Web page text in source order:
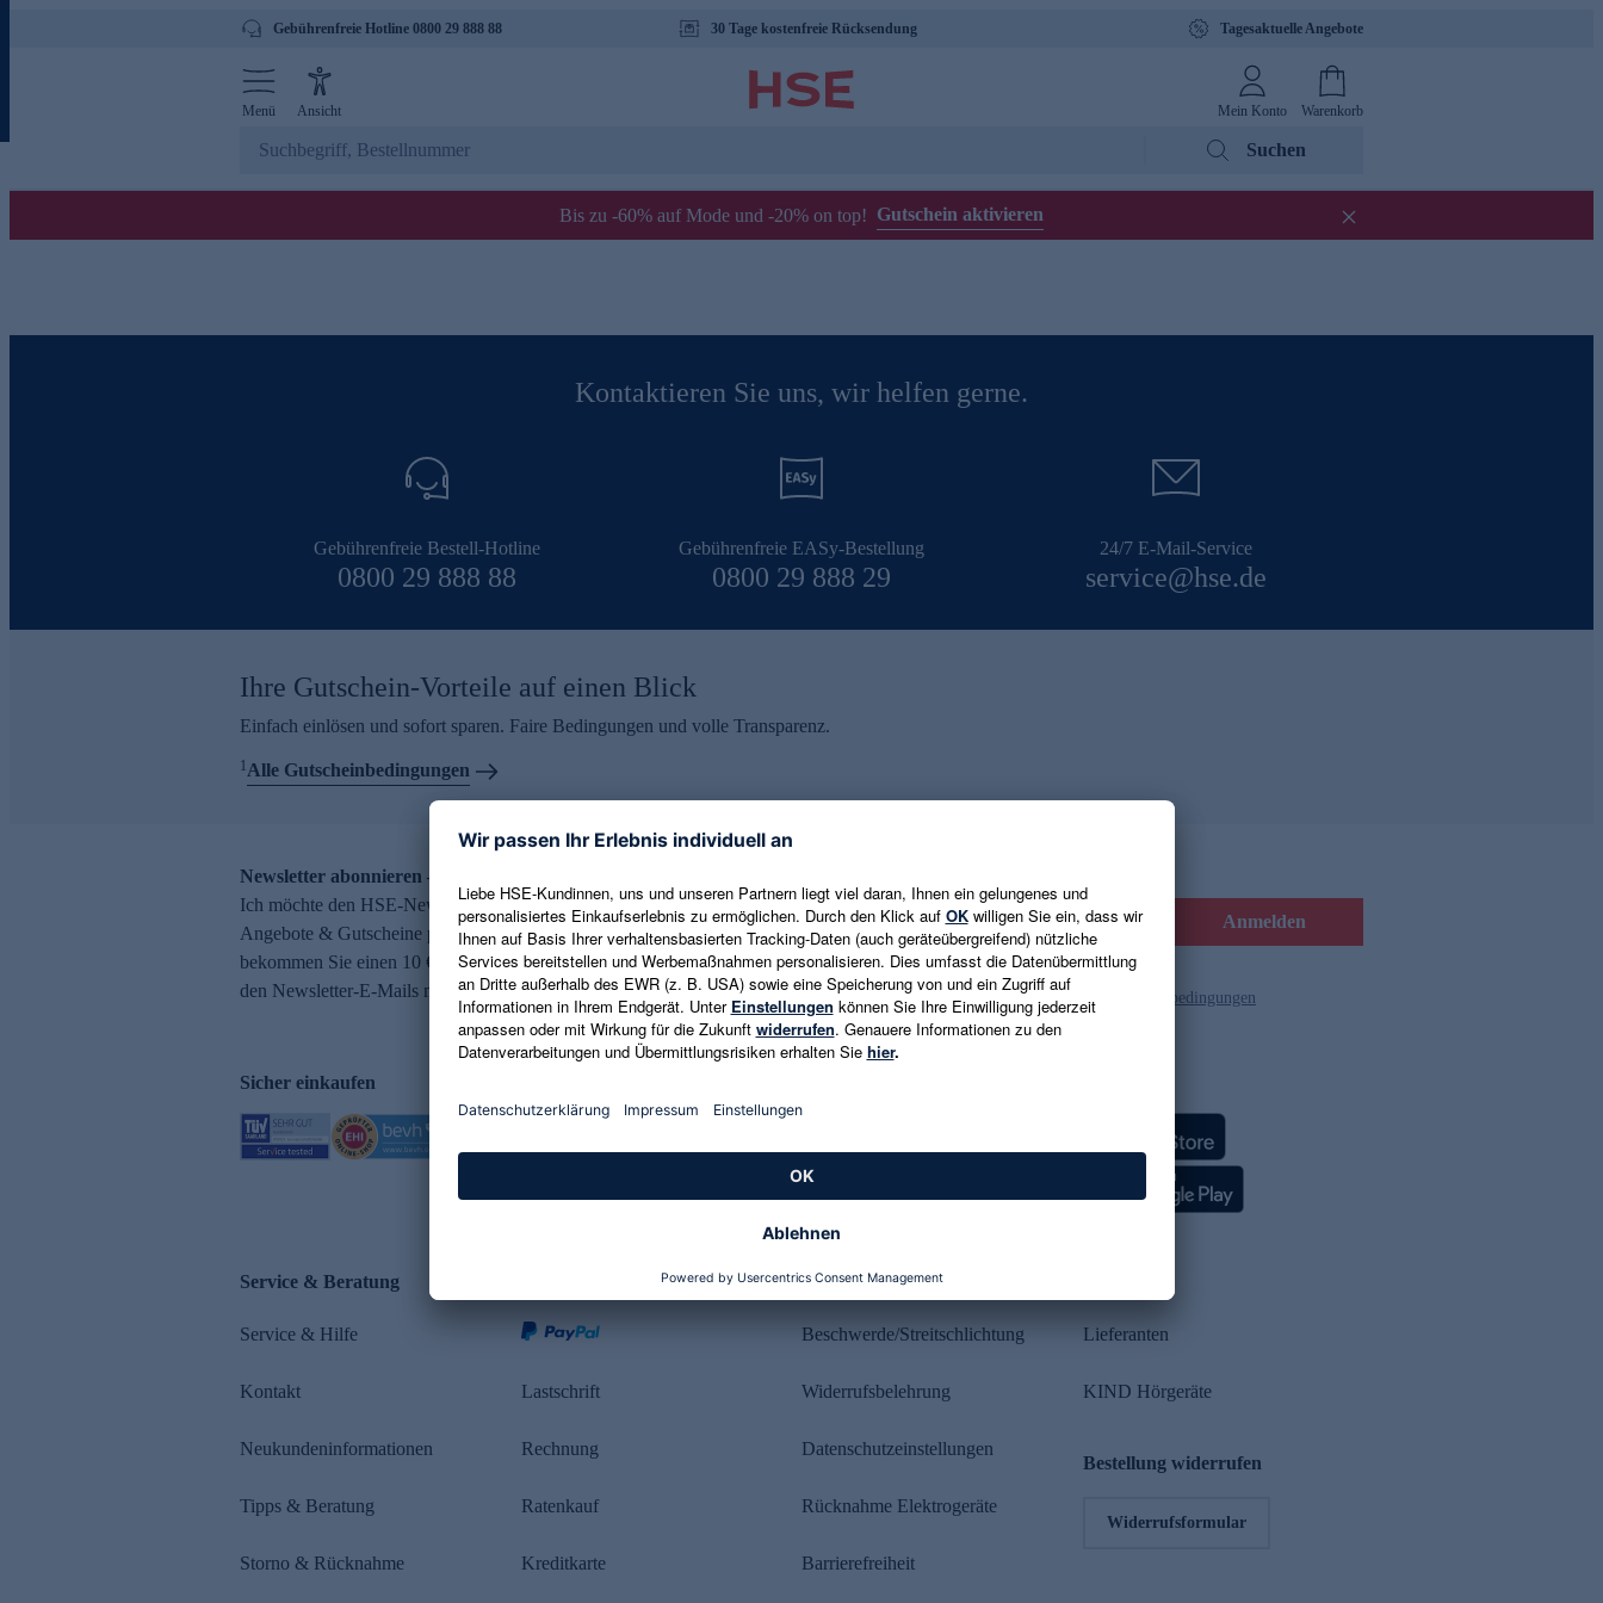
Gebührenfreie Hotline 0800 29 888 88 30 Tage kostenfreie Rücksendung Tagesaktuelle Angebote
Menü Ansicht Mein Konto Warenkorb
Suchen
Bis zu -60% auf Mode und -20% on top! Gutschein aktivieren
Kontaktieren Sie uns, wir helfen gerne.
Gebührenfreie Bestell-Hotline
0800 29 888 88
Gebührenfreie EASy-Bestellung
0800 29 888 29
24/7 E-Mail-Service
service@hse.de
Ihre Gutschein-Vorteile auf einen Blick
Einfach einlösen und sofort sparen. Faire Bedingungen und volle Transparenz.
1Alle Gutscheinbedingungen
Newsletter abonnieren – 10 € Gutschein erhalten
Ich möchte den HSE-Newsletter abonnieren und aktuelle Trends,
Angebote & Gutscheine per E-Mail erhalten. Als Dankeschön
bekommen Sie einen 10 € Gutschein. Eine Abmeldung ist jederzeit in
den Newsletter-E-Mails möglich.
E-Mail-Adresse eingeben Anmelden
Es gelten die Datenschutzrichtlinien und die Gutscheinbedingungen
Sicher einkaufen
Service & Beratung
Service & Hilfe
Kontakt
Neukundeninformationen
Tipps & Beratung
Storno & Rücknahme
Lastschrift
Rechnung
Ratenkauf
Kreditkarte
Rechtliches
Beschwerde/Streitschlichtung
Widerrufsbelehrung
Datenschutzeinstellungen
Rücknahme Elektrogeräte
Barrierefreiheit
Lieferanten
KIND Hörgeräte
Bestellung widerrufen
Widerrufsformular